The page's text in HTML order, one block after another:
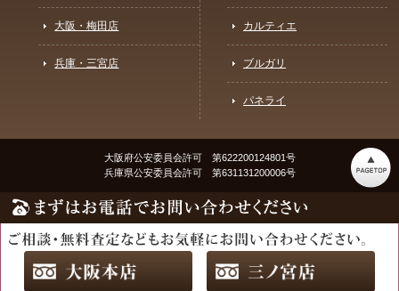
大阪・梅田店
兵庫・三宮店
カルティエ
ブルガリ
パネライ
大阪府公安委員会許可 第622200124801号
兵庫県公安委員会許可 第631131200006号